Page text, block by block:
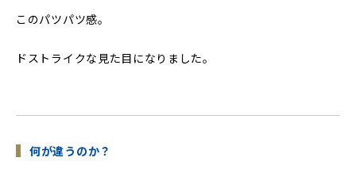
このパツパツ感。
ドストライクな見た目になりました。
何が違うのか？